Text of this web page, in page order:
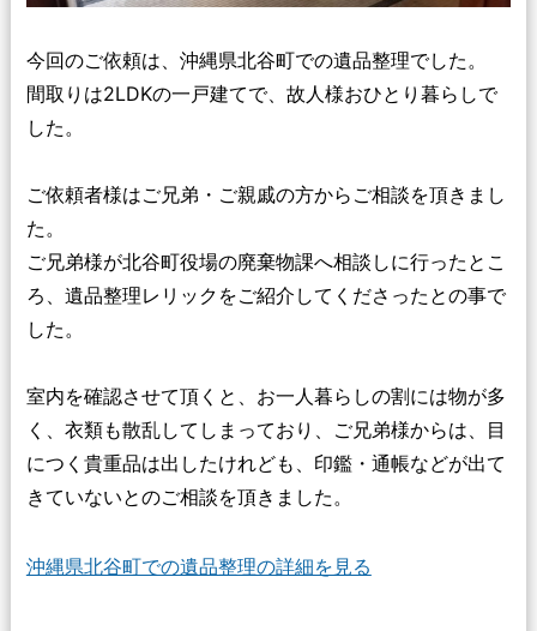
今回のご依頼は、沖縄県北谷町での遺品整理でした。
間取りは2LDKの一戸建てで、故人様おひとり暮らしで
した。
ご依頼者様はご兄弟・ご親戚の方からご相談を頂きまし
た。
ご兄弟様が北谷町役場の廃棄物課へ相談しに行ったとこ
ろ、遺品整理レリックをご紹介してくださったとの事で
した。
室内を確認させて頂くと、お一人暮らしの割には物が多
く、衣類も散乱してしまっており、ご兄弟様からは、目
につく貴重品は出したけれども、印鑑・通帳などが出て
きていないとのご相談を頂きました。
沖縄県北谷町での遺品整理の詳細を見る